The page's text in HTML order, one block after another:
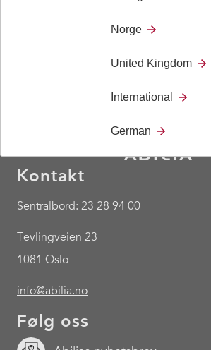
Kontakt
Sentralbord: 23 28 94 00
Tevlingveien 23
1081 Oslo
info@abilia.no
Følg oss
Norge
United Kingdom
International
German